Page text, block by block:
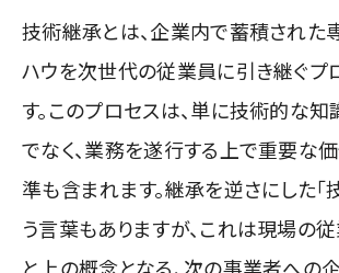
技術継承とは、企業内で蓄積された
ハウを次世代の従業員に引き継ぐプ
す。このプロセスは、単に技術的な
でなく、業務を遂行する上で重要な
準も含まれます。継承を逆さにした「
う言葉もありますが、これは現場の